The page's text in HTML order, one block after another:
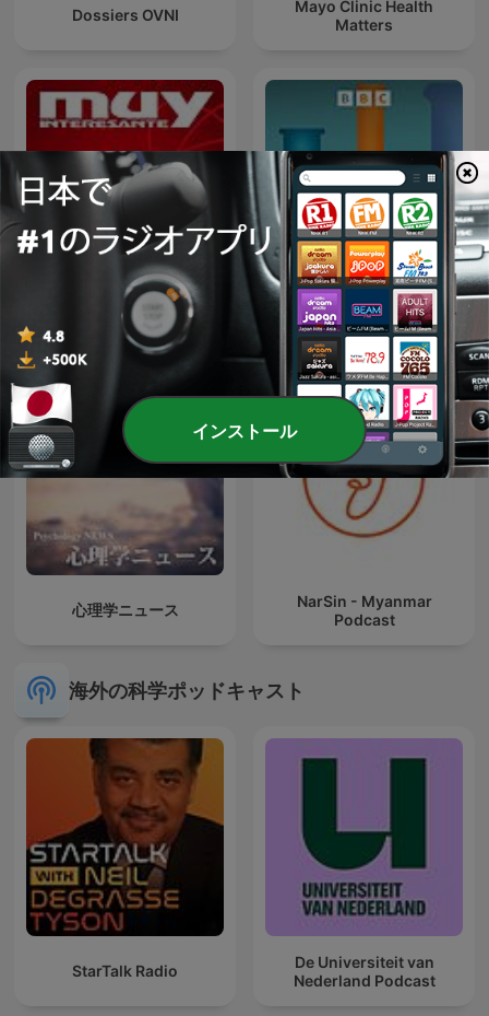
Dossiers OVNI
Mayo Clinic Health
Matters
Muy Interesante -
Grandes Reportajes
BBC Inside Science
心理学ニュース
NarSin - Myanmar
Podcast
海外の科学ポッドキャスト
StarTalk Radio
De Universiteit van
Nederland Podcast
インストール